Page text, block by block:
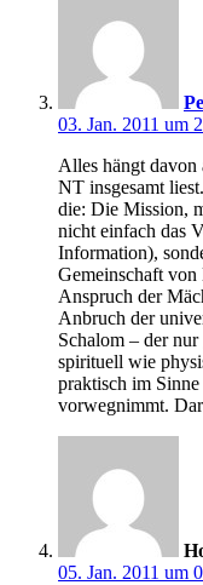
03. Jan. 2011 um
Alles hängt davon
NT insgesamt
die: Die Mission,
nicht einfach das
Information),
Gemeinschaft von
Anspruch der
Anbruch der
Schalom – der
spirituell wie
praktisch im
vorwegnimmt.
05. Jan. 2011 um